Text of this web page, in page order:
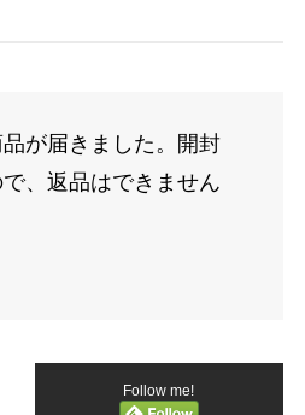
が届きました。開封
、返品はできません
Follow me!